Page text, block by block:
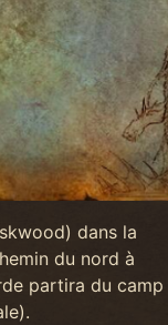
dans la
du nord à
partira du camp